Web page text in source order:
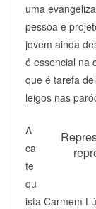
uma
pessoa e
jovem ainda
é essencial na
que é tarefa
leigos nas
A
ca
te
qu
ista Carmem